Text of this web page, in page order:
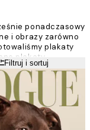
ponadczasowy
i obrazy zarówno
plakaty
plakaty
do plakatów
Filtruj i sortuj